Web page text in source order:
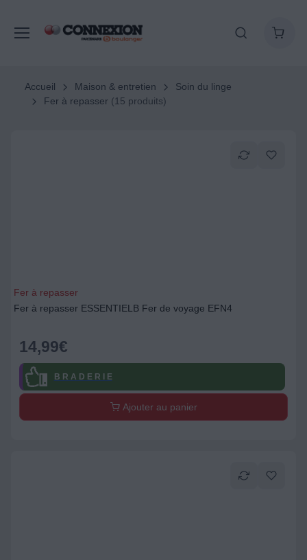
Accueil Maison & entretien
Soin du linge
Fer à repasser (15 produits)
Fer à repasser
Fer à repasser ESSENTIELB Fer de voyage EFN4
14,99€
B R A D E R I E
Ajouter au panier